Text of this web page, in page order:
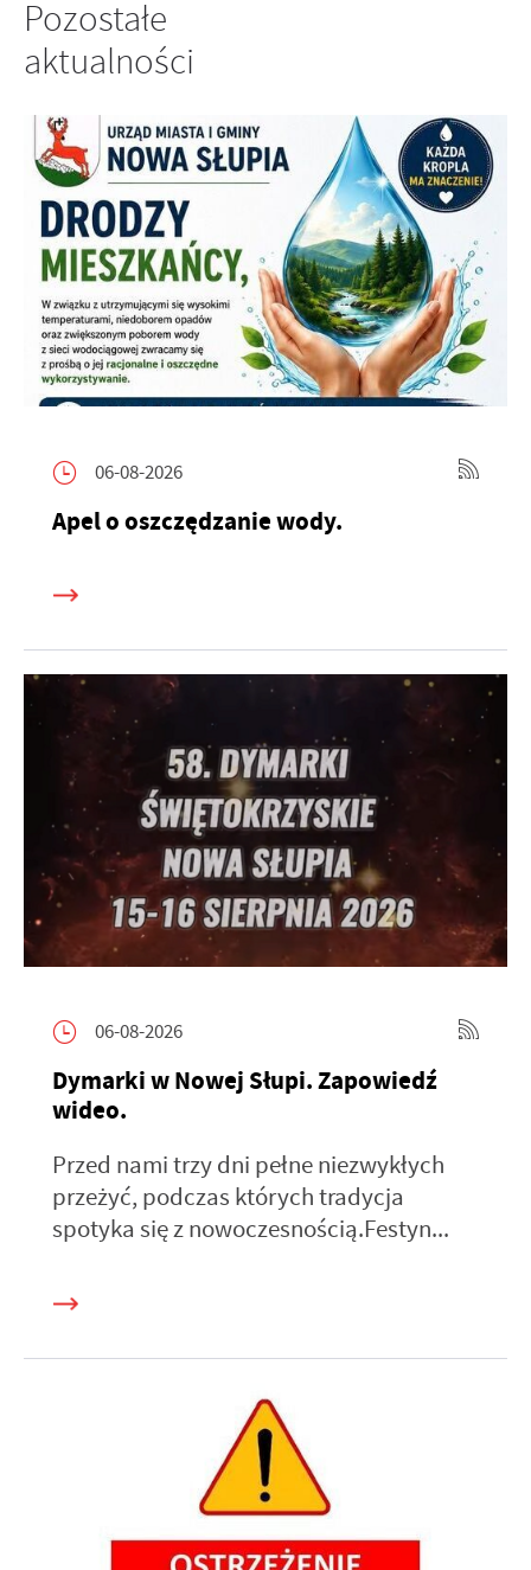
Pozostałe
aktualności
06-08-2026
Apel o oszczędzanie wody.
06-08-2026
Dymarki w Nowej Słupi. Zapowiedź
wideo.
Przed nami trzy dni pełne niezwykłych
przeżyć, podczas których tradycja
spotyka się z nowoczesnością.Festyn...